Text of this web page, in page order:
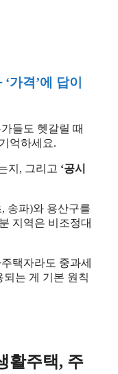
가격’에 답이
들도 헷갈릴 때
억하세요.
지, 그리고 ‘공시
송파)와 용산구를
지역은 비조정대
택자라도 중과세
되는 게 기본 원칙
활주택, 주